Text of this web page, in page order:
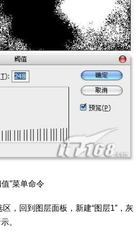
”菜单命令
，回到图层面板，新建“图层1”，灰
。